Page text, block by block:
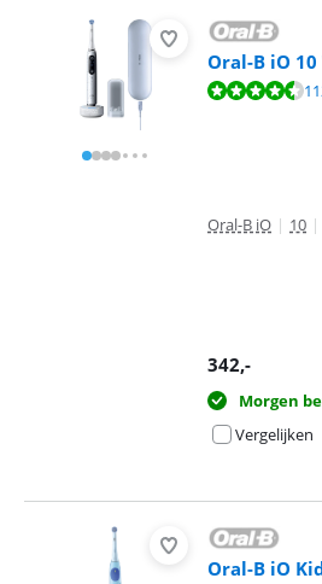
Oral-B iO
Beoordeling is 8,6 van de 10, gebaseerd
Oral-B iO | 10 |
342,-
Morgen
Vergelijken
Oral-B iO